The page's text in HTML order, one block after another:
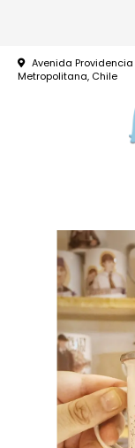
Avenida
Metropolitana, Chile